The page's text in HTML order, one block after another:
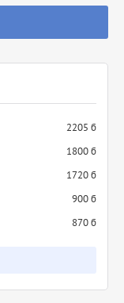
2205 б
1800 б
1720 б
900 б
870 б